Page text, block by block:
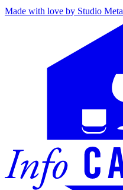
Made with love by Studio Meta